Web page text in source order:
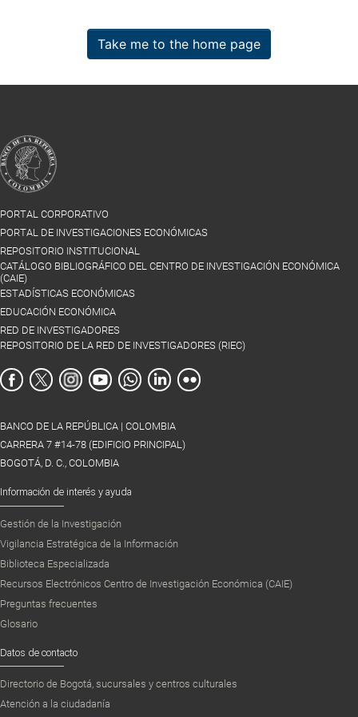
Take me to the home page
PORTAL CORPORATIVO
PORTAL DE INVESTIGACIONES ECONÓMICAS
REPOSITORIO INSTITUCIONAL
CATÁLOGO BIBLIOGRÁFICO DEL CENTRO DE INVESTIGACIÓN ECONÓMICA
(CAIE)
ESTADÍSTICAS ECONÓMICAS
EDUCACIÓN ECONÓMICA
RED DE INVESTIGADORES
REPOSITORIO DE LA RED DE INVESTIGADORES (RIEC)
BANCO DE LA REPÚBLICA | COLOMBIA
CARRERA 7 #14-78 (EDIFICIO PRINCIPAL)
BOGOTÁ, D. C., COLOMBIA
Información de interés y ayuda
Gestión de la Investigación
Vigilancia Estratégica de la Información
Biblioteca Especializada
Recursos Electrónicos Centro de Investigación Económica (CAIE)
Preguntas frecuentes
Glosario
Datos de contacto
Directorio de Bogotá, sucursales y centros culturales
Atención a la ciudadanía